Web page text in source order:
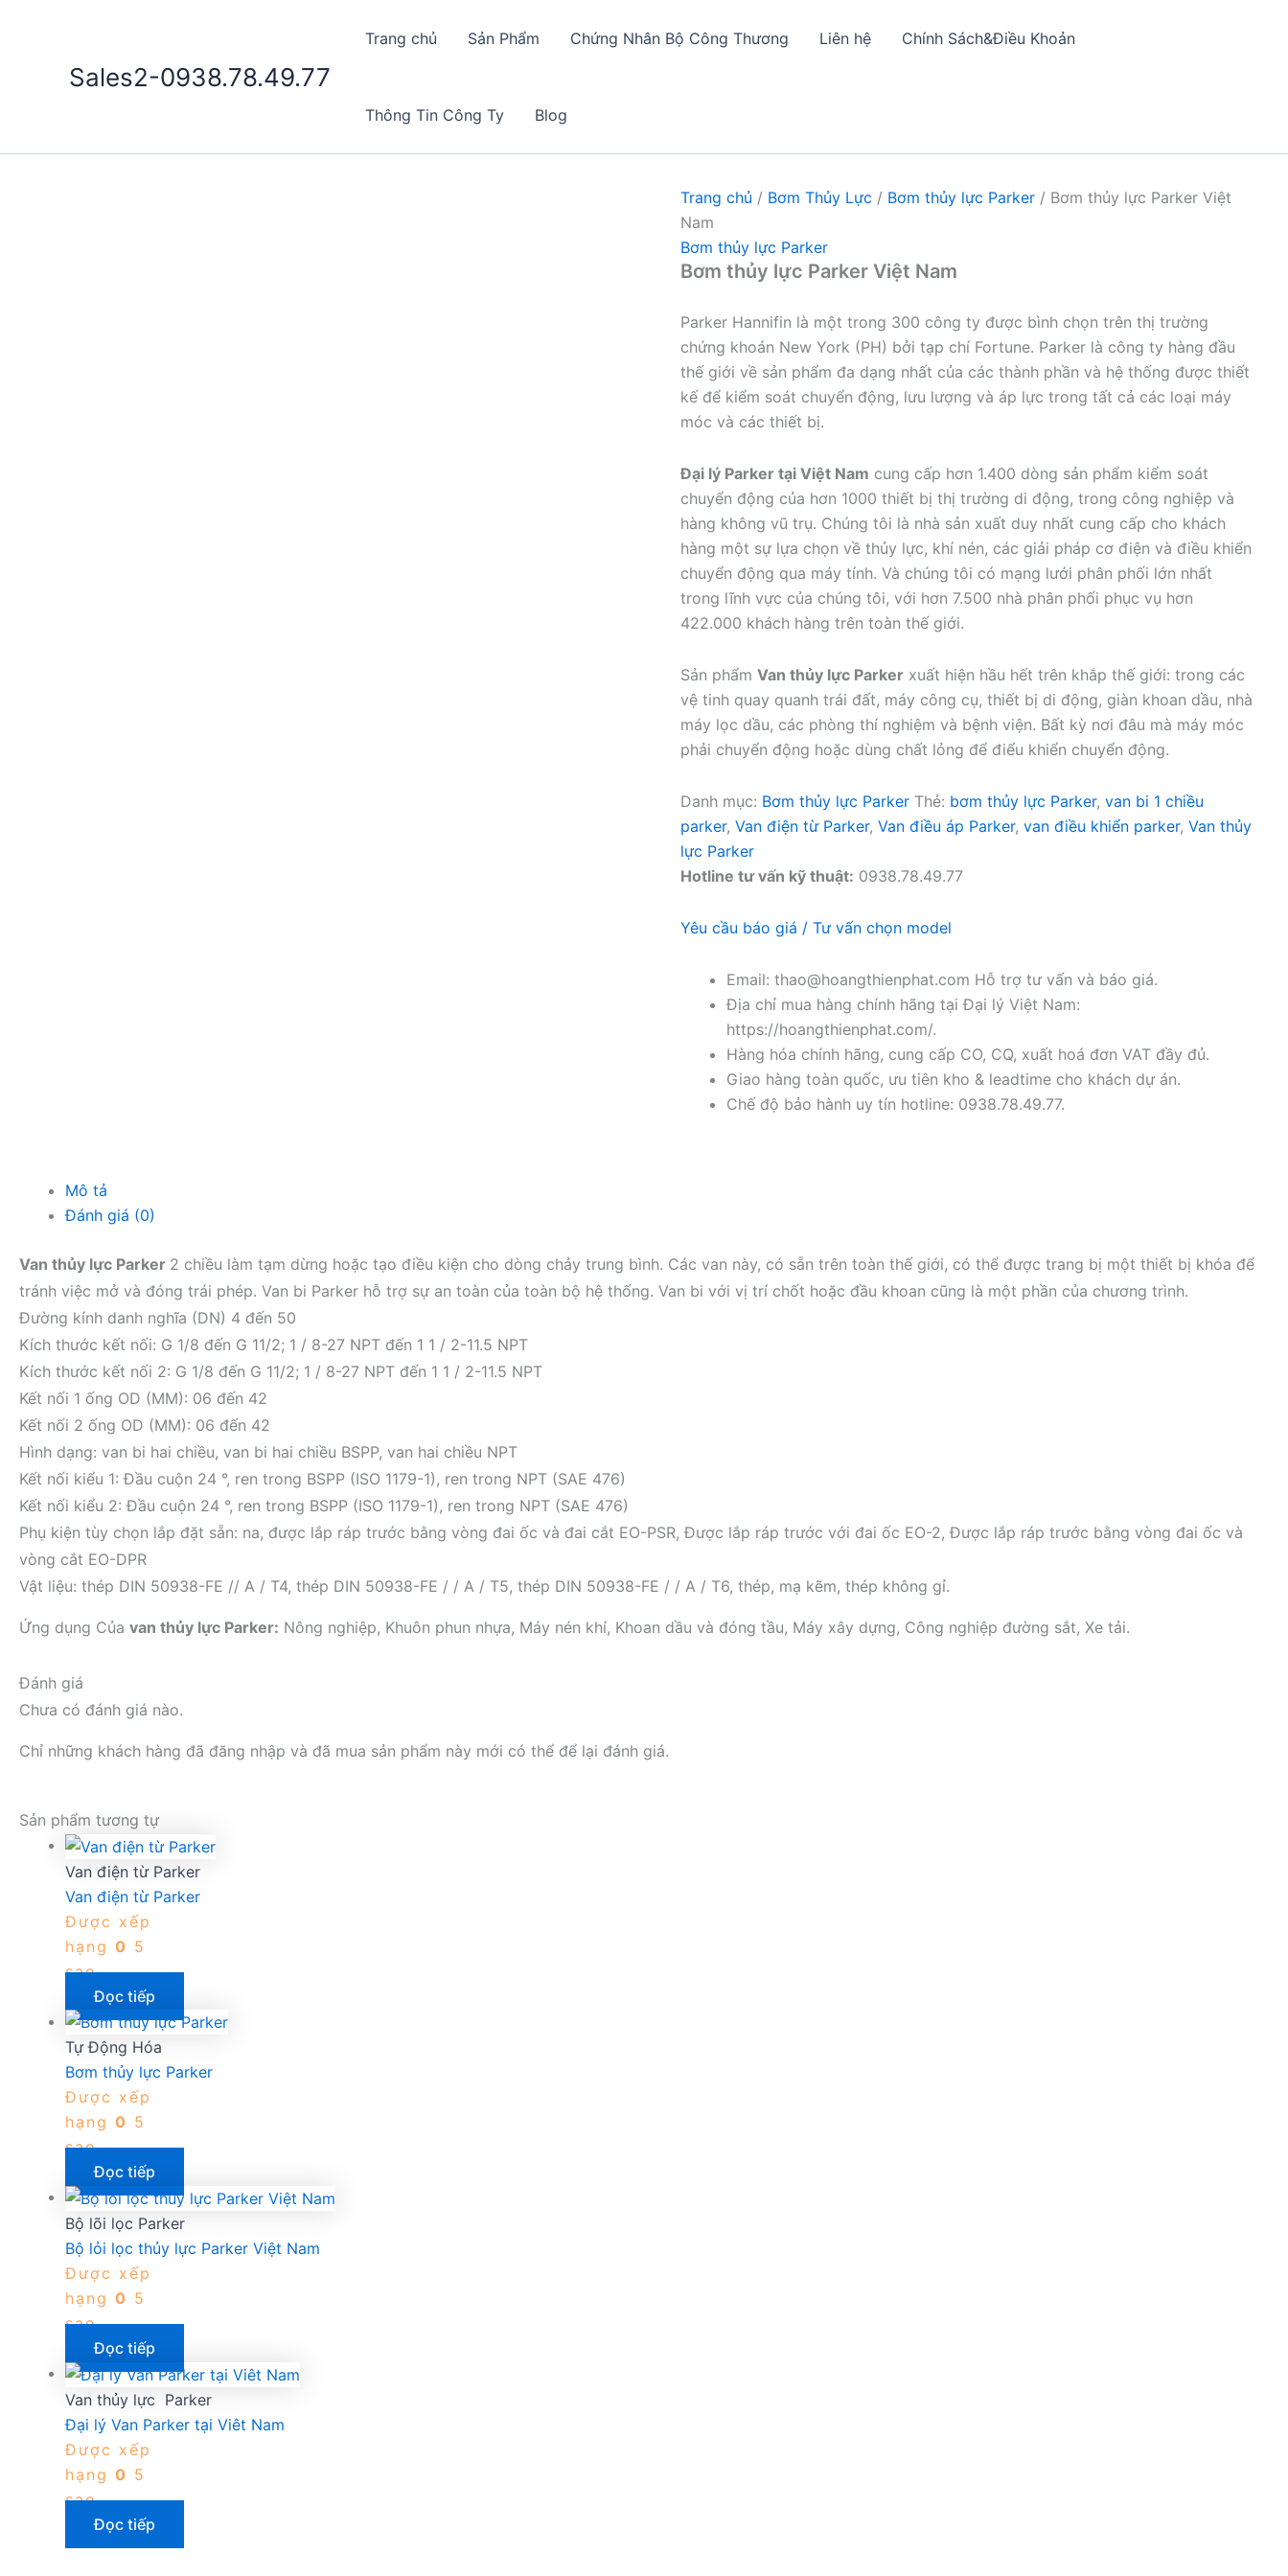
Sales2-0938.78.49.77
Trang chủ Sản Phẩm Chứng Nhân Bộ Công Thương Liên hệ Chính Sách&Điều Khoản
Thông Tin Công Ty Blog
Trang chủ / Bơm Thủy Lực / Bơm thủy lực Parker / Bơm thủy lực Parker Việt
Nam
Bơm thủy lực Parker
Bơm thủy lực Parker Việt Nam
Parker Hannifin là một trong 300 công ty được bình chọn trên thị trường
chứng khoán New York (PH) bởi tạp chí Fortune. Parker là công ty hàng đầu
thế giới về sản phẩm đa dạng nhất của các thành phần và hệ thống được thiết
kế để kiểm soát chuyển động, lưu lượng và áp lực trong tất cả các loại máy
móc và các thiết bị.
Đại lý Parker tại Việt Nam cung cấp hơn 1.400 dòng sản phẩm kiểm soát
chuyển động của hơn 1000 thiết bị thị trường di động, trong công nghiệp và
hàng không vũ trụ. Chúng tôi là nhà sản xuất duy nhất cung cấp cho khách
hàng một sự lựa chọn về thủy lực, khí nén, các giải pháp cơ điện và điều khiển
chuyển động qua máy tính. Và chúng tôi có mạng lưới phân phối lớn nhất
trong lĩnh vực của chúng tôi, với hơn 7.500 nhà phân phối phục vụ hơn
422.000 khách hàng trên toàn thế giới.
Sản phẩm Van thủy lực Parker xuất hiện hầu hết trên khắp thế giới: trong các
vệ tinh quay quanh trái đất, máy công cụ, thiết bị di động, giàn khoan dầu, nhà
máy lọc dầu, các phòng thí nghiệm và bệnh viện. Bất kỳ nơi đâu mà máy móc
phải chuyển động hoặc dùng chất lỏng để điểu khiển chuyển động.
Danh mục: Bơm thủy lực Parker Thẻ: bơm thủy lực Parker, van bi 1 chiều
parker, Van điện từ Parker, Van điều áp Parker, van điều khiển parker, Van thủy
lực Parker
Hotline tư vấn kỹ thuật: 0938.78.49.77
Yêu cầu báo giá / Tư vấn chọn model
Email: thao@hoangthienphat.com Hỗ trợ tư vấn và báo giá.
Địa chỉ mua hàng chính hãng tại Đại lý Việt Nam:
https://hoangthienphat.com/.
Hàng hóa chính hãng, cung cấp CO, CQ, xuất hoá đơn VAT đầy đủ.
Giao hàng toàn quốc, ưu tiên kho & leadtime cho khách dự án.
Chế độ bảo hành uy tín hotline: 0938.78.49.77.
Mô tả
Đánh giá (0)
Van thủy lực Parker 2 chiều làm tạm dừng hoặc tạo điều kiện cho dòng chảy trung bình. Các van này, có sẵn trên toàn thế giới, có thể được trang bị một thiết bị khóa để
tránh việc mở và đóng trái phép. Van bi Parker hỗ trợ sự an toàn của toàn bộ hệ thống. Van bi với vị trí chốt hoặc đầu khoan cũng là một phần của chương trình.
Đường kính danh nghĩa (DN) 4 đến 50
Kích thước kết nối: G 1/8 đến G 11/2; 1 / 8-27 NPT đến 1 1 / 2-11.5 NPT
Kích thước kết nối 2: G 1/8 đến G 11/2; 1 / 8-27 NPT đến 1 1 / 2-11.5 NPT
Kết nối 1 ống OD (MM): 06 đến 42
Kết nối 2 ống OD (MM): 06 đến 42
Hình dạng: van bi hai chiều, van bi hai chiều BSPP, van hai chiều NPT
Kết nối kiểu 1: Đầu cuộn 24 °, ren trong BSPP (ISO 1179-1), ren trong NPT (SAE 476)
Kết nối kiểu 2: Đầu cuộn 24 °, ren trong BSPP (ISO 1179-1), ren trong NPT (SAE 476)
Phụ kiện tùy chọn lắp đặt sẵn: na, được lắp ráp trước bằng vòng đai ốc và đai cắt EO-PSR, Được lắp ráp trước với đai ốc EO-2, Được lắp ráp trước bằng vòng đai ốc và
vòng cắt EO-DPR
Vật liệu: thép DIN 50938-FE // A / T4, thép DIN 50938-FE / / A / T5, thép DIN 50938-FE / / A / T6, thép, mạ kẽm, thép không gỉ.
Ứng dụng Của van thủy lực Parker: Nông nghiệp, Khuôn phun nhựa, Máy nén khí, Khoan dầu và đóng tầu, Máy xây dựng, Công nghiệp đường sắt, Xe tải.
Đánh giá
Chưa có đánh giá nào.
Chỉ những khách hàng đã đăng nhập và đã mua sản phẩm này mới có thể để lại đánh giá.
Sản phẩm tương tự
Van điện từ Parker
Van điện từ Parker
Được xếp
hạng 0 5
sao
Đọc tiếp
Tự Động Hóa
Bơm thủy lực Parker
Được xếp
hạng 0 5
sao
Đọc tiếp
Bộ lõi lọc Parker
Bộ lỏi lọc thủy lực Parker Việt Nam
Được xếp
hạng 0 5
sao
Đọc tiếp
Van thủy lực Parker
Đại lý Van Parker tại Viêt Nam
Được xếp
hạng 0 5
sao
Đọc tiếp